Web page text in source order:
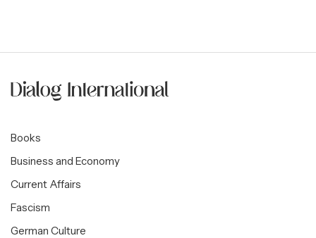
Books
Business and Economy
Current Affairs
Fascism
German Culture